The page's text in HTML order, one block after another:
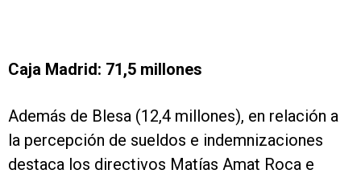
Caja Madrid: 71,5 millones
Además de Blesa (12,4 millones), en relación a
la percepción de sueldos e indemnizaciones
destaca los directivos Matías Amat Roca e